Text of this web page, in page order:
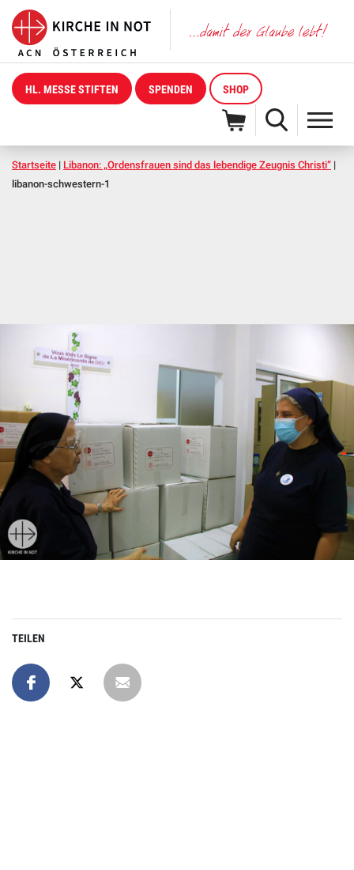
HL. MESSE STIFTEN SPENDEN SHOP
Startseite | Libanon: „Ordensfrauen sind das lebendige Zeugnis Christi” |
libanon-schwestern-1
TEILEN